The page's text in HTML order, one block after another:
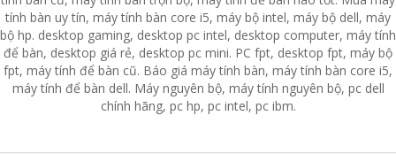
tính bàn uy tín, máy tính bàn core i5, máy bộ intel, máy bộ dell, máy
bộ hp. desktop gaming, desktop pc intel, desktop computer, máy tính
để bàn, desktop giá rẻ, desktop pc mini. PC fpt, desktop fpt, máy bộ
fpt, máy tính để bàn cũ. Báo giá máy tính bàn, máy tính bàn core i5,
máy tính để bàn dell. Máy nguyên bộ, máy tính nguyên bộ, pc dell
chính hãng, pc hp, pc intel, pc ibm.